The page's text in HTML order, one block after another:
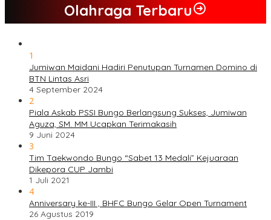
Olahraga Terbaru
1
Jumiwan Maidani Hadiri Penutupan Turnamen Domino di
BTN Lintas Asri
4 September 2024
2
Piala Askab PSSI Bungo Berlangsung Sukses, Jumiwan
Aguza, SM. MM Ucapkan Terimakasih
9 Juni 2024
3
Tim Taekwondo Bungo “Sabet 13 Medali” Kejuaraan
Dikepora CUP Jambi
1 Juli 2021
4
Anniversary ke-III , BHFC Bungo Gelar Open Turnament
26 Agustus 2019